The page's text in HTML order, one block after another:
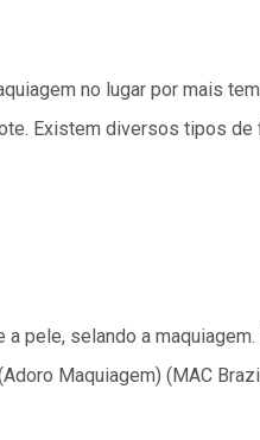
no lugar por mais
Existem diversos tipos de
pele, selando a
Maquiagem)​​ (MAC